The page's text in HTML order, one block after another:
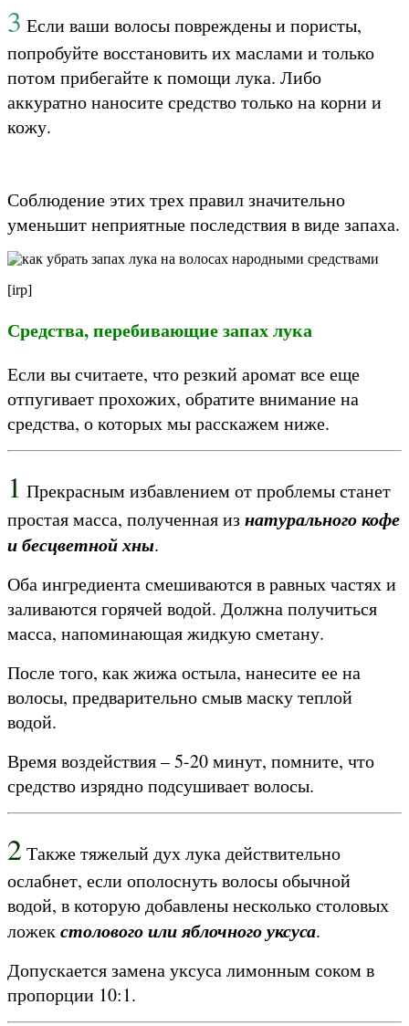
3 Если ваши волосы повреждены и пористы,
попробуйте восстановить их маслами и только
потом прибегайте к помощи лука. Либо
аккуратно наносите средство только на корни и
кожу.
Соблюдение этих трех правил значительно
уменьшит неприятные последствия в виде запаха.
[irp]
Средства, перебивающие запах лука
Если вы считаете, что резкий аромат все еще
отпугивает прохожих, обратите внимание на
средства, о которых мы расскажем ниже.
1 Прекрасным избавлением от проблемы станет
простая масса, полученная изнатурального кофе
и бесцветной хны.
Оба ингредиента смешиваются в равных частях и
заливаются горячей водой. Должна получиться
масса, напоминающая жидкую сметану.
После того, как жижа остыла, нанесите ее на
волосы, предварительно смыв маску теплой
водой.
Время воздействия – 5-20 минут, помните, что
средство изрядно подсушивает волосы.
2 Также тяжелый дух лука действительно
ослабнет, если ополоснуть волосы обычной
водой, в которую добавлены несколько столовых
ложекстолового или яблочного уксуса.
Допускается замена уксуса лимонным соком в
пропорции 10:1.